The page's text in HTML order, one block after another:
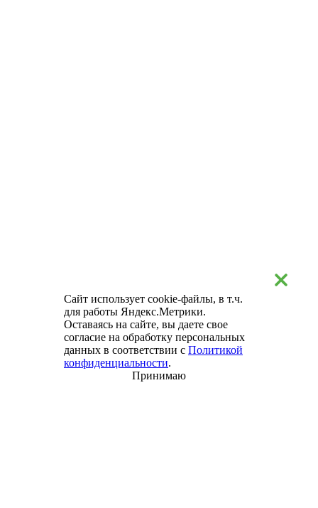
Сайт использует cookie-файлы, в т.ч.
для работы Яндекс.Метрики.
Оставаясь на сайте, вы даете свое
согласие на обработку персональных
данных в соответствии с Политикой
конфиденциальности.
Принимаю